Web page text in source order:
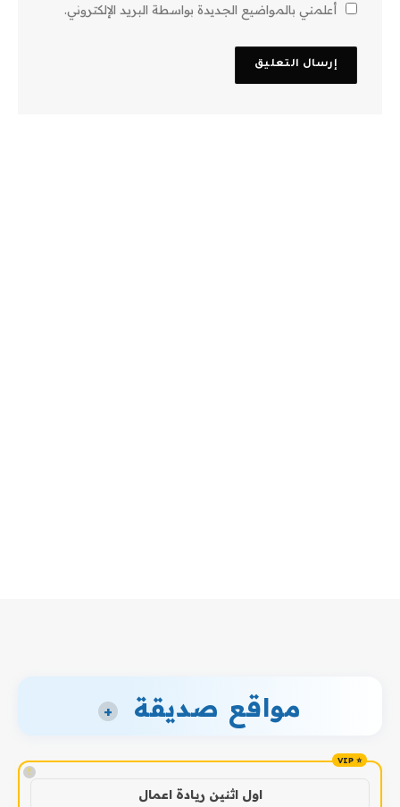
أعلمني بالمواضيع الجديدة بواسطة البريد الإلكتروني.
مواقع صديقة +
!
اول اثنين ريادة اعمال